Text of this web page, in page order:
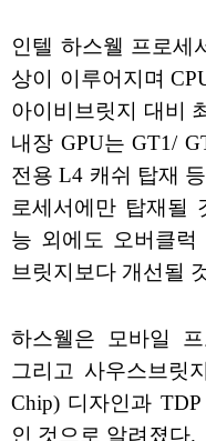
인텔 하스웰 프로세
상이 이루어지며
아이비브릿지 대비
내장 GPU는 GT1/
전용 L4 캐쉬 탑재
로세서에만 탑재될
능 외에도 오버클럭
브릿지보다 개선될
하스웰은 모바일
그리고 사우스브릿
Chip) 디자인과
인 것으로 알려졌다.